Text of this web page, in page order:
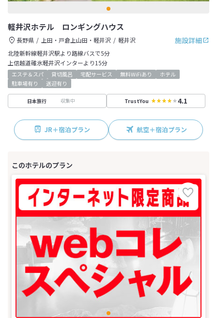
軽井沢ホテル ロンギングハウス
施設詳細
長野県 上田・戸倉上山田・軽井沢
軽井沢
北陸新幹線軽井沢駅より路線バスで5分
上信越道碓氷軽井沢インターより15分
エステ＆スパ 貸切風呂 宅配サービス 無料WiFiあり
ホテル
駐車場有り
送迎有り
日本旅行 収集中 TrustYou 4.1
JR＋宿泊プラン 航空＋宿泊プラン